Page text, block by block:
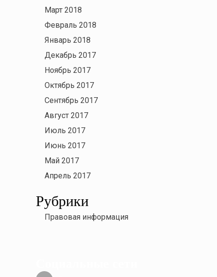
Март 2018
Февраль 2018
Январь 2018
Декабрь 2017
Ноябрь 2017
Октябрь 2017
Сентябрь 2017
Август 2017
Июль 2017
Июнь 2017
Май 2017
Апрель 2017
Рубрики
Правовая информация